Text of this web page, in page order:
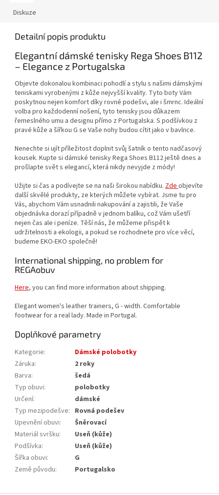
Diskuze
Detailní popis produktu
Elegantní dámské tenisky Rega Shoes B112
– Elegance z Portugalska
Objevte dokonalou kombinaci pohodlí a stylu s našimi dámskými
teniskami vyrobenými z kůže nejvyšší kvality. Tyto boty Vám
poskytnou nejen komfort díky rovné podešvi, ale i šmrnc. Ideální
volba pro každodenní nošení, tyto tenisky jsou důkazem
řemeslného umu a designu přímo z Portugalska. S podšívkou z
pravé kůže a šířkou G se Vaše nohy budou cítit jako v bavlnce.
Nenechte si ujít příležitost doplnit svůj šatník o tento nadčasový
kousek. Kupte si dámské tenisky Rega Shoes B112 ještě dnes a
prošlapte svět s elegancí, která nikdy nevyjde z módy!
Užijte si čas a podívejte se na naši širokou nabídku. Zdeobjevíte
další skvělé produkty, ze kterých můžete vybírat. Jsme tu pro
Vás, abychom Vám usnadnili nakupování a zajistili, že Vaše
objednávka dorazí případně v jednom balíku, což Vám ušetří
nejen čas ale i peníze. Těší nás, že můžeme přispět k
udržitelnosti a ekologii, a pokud se rozhodnete pro více věcí,
budeme EKO-EKO společně!
International shipping, no problem for
REGAobuv
Here, you can find more information about shipping.
Elegant women's leather trainers, G - width. Comfortable
footwear for a real lady. Made in Portugal.
Doplňkové parametry
Kategorie:
Dámské polobotky
Záruka:
2 roky
Barva:
šedá
Typ obuvi:
polobotky
Určení:
dámské
Typ mezipodešve: Rovná podešev
Upevnění obuvi:
Šněrovací
Materiál svršku:
Useň (kůže)
Podšívka:
Useň (kůže)
Šířka obuvi:
G
Země původu: Portugalsko